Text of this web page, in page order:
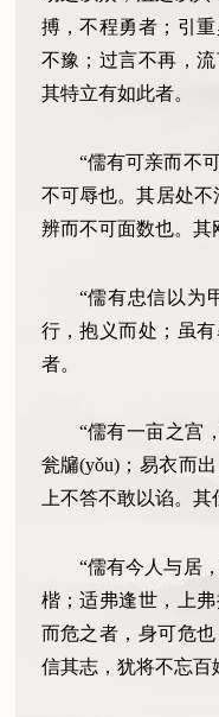
搏，不程勇者；引
不豫；过言不再，
其特立有如此者。
“儒有可亲而不
不可辱也。其居处
辨而不可面数也。其
“儒有忠信以为
行，抱义而处；虽
者。
“儒有一亩之宫
瓮牖(yǒu)；易衣而
上不答不敢以谄。其
“儒有今人与居
楷；适弗逢世，上
而危之者，身可危
信其志，犹将不忘百